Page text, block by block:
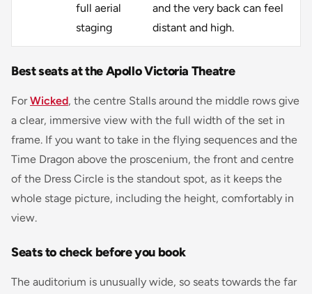
full aerial
staging
and the very back can feel
distant and high.
Best seats at the Apollo Victoria Theatre
ForWicked, the centre Stalls around the middle rows give
a clear, immersive view with the full width of the set in
frame. If you want to take in the flying sequences and the
Time Dragon above the proscenium, the front and centre
of the Dress Circle is the standout spot, as it keeps the
whole stage picture, including the height, comfortably in
view.
Seats to check before you book
The auditorium is unusually wide, so seats towards the far